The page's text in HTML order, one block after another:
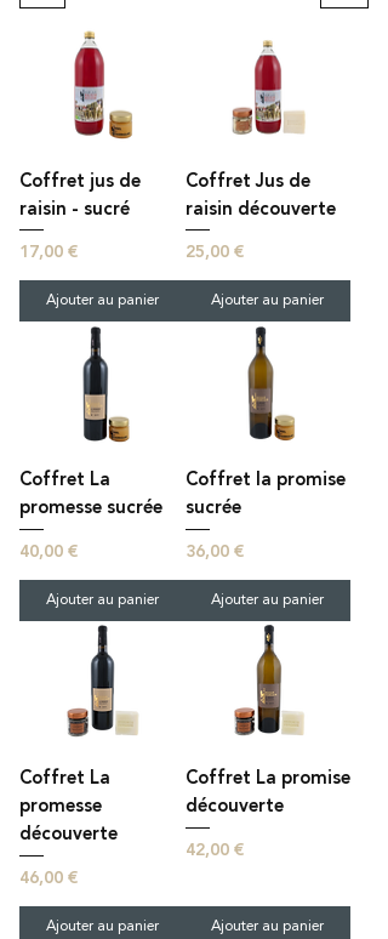
Coffret jus de
raisin - sucré
Prix
17,00 €
Ajouter au panier
Coffret Jus de
raisin découverte
Prix
25,00 €
Ajouter au panier
Coffret La
promesse sucrée
Prix
40,00 €
Ajouter au panier
Coffret la promise
sucrée
Prix
36,00 €
Ajouter au panier
Coffret La
promesse
découverte
Prix
46,00 €
Ajouter au panier
Coffret La promise
découverte
Prix
42,00 €
Ajouter au panier